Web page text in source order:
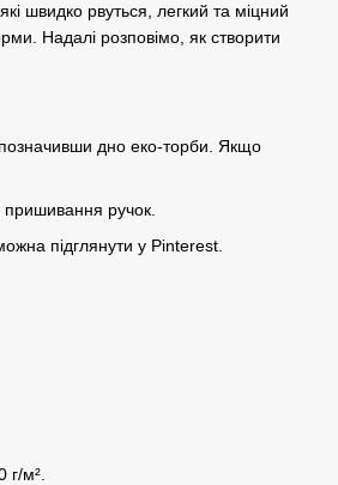
швидко рвуться, легкий та міцний
Надалі розповімо, як створити
дно еко-торби. Якщо
ручок.
підглянути у Pinterest.
г/м².